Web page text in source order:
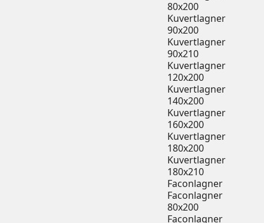
80x200
Kuvertlagner
90x200
Kuvertlagner
90x210
Kuvertlagner
120x200
Kuvertlagner
140x200
Kuvertlagner
160x200
Kuvertlagner
180x200
Kuvertlagner
180x210
Faconlagner
Faconlagner
80x200
Faconlagner